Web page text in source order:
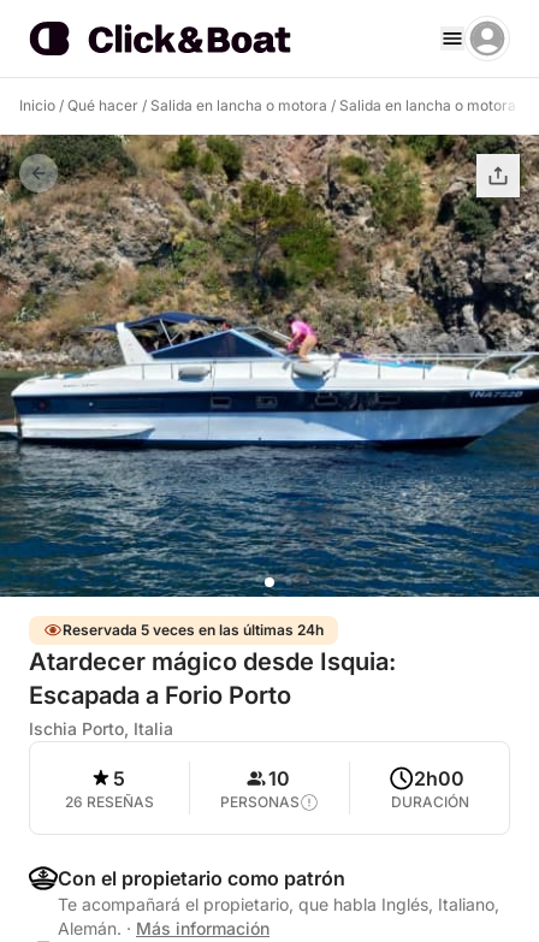
Inicio / Qué hacer / Salida en lancha o motora / Salida en lancha o motora
Reservada 5 veces en las últimas 24h
Atardecer mágico desde Isquia:
Escapada a Forio Porto
Ischia Porto, Italia
5
26 RESEÑAS
10
PERSONAS
2h00
DURACIÓN
Con el propietario como patrón
Te acompañará el propietario, que habla Inglés, Italiano,
Alemán. · Más información